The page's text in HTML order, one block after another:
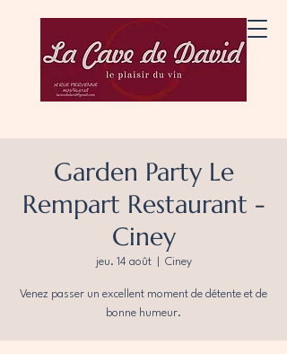
Garden Party Le
Rempart Restaurant -
Ciney
jeu. 14 août
  |
Ciney
Venez passer un excellent moment de détente et de
bonne humeur.